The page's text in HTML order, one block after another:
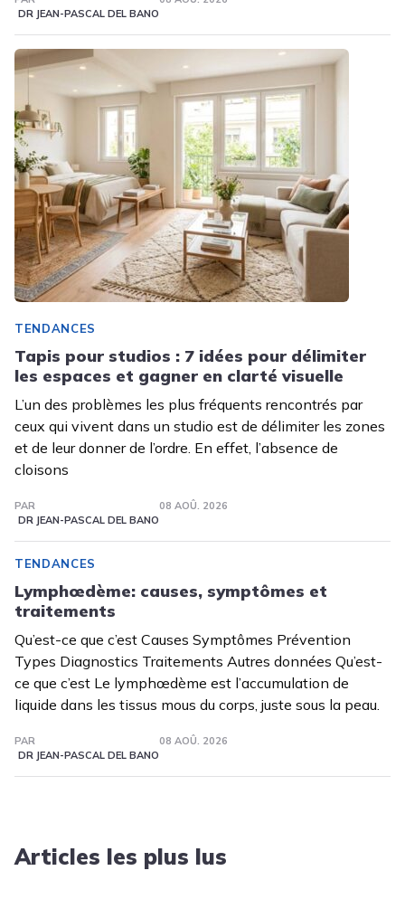
DR JEAN-PASCAL DEL BANO
TENDANCES
Tapis pour studios : 7 idées pour délimiter
les espaces et gagner en clarté visuelle
L’un des problèmes les plus fréquents rencontrés par
ceux qui vivent dans un studio est de délimiter les zones
et de leur donner de l’ordre. En effet, l’absence de
cloisons
PAR
DR JEAN-PASCAL DEL BANO
08 AOÛ. 2026
TENDANCES
Lymphœdème: causes, symptômes et
traitements
Qu’est-ce que c’est Causes Symptômes Prévention
Types Diagnostics Traitements Autres données Qu’est-
ce que c’est Le lymphœdème est l’accumulation de
liquide dans les tissus mous du corps, juste sous la peau.
PAR
DR JEAN-PASCAL DEL BANO
08 AOÛ. 2026
Articles les plus lus